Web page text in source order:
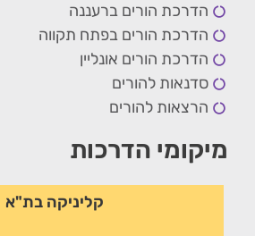
הדרכת הורים ברעננה
הדרכת הורים בפתח תקווה
הדרכת הורים אונליין
סדנאות להורים
הרצאות להורים
מיקומי הדרכות
קליניקה בת"א